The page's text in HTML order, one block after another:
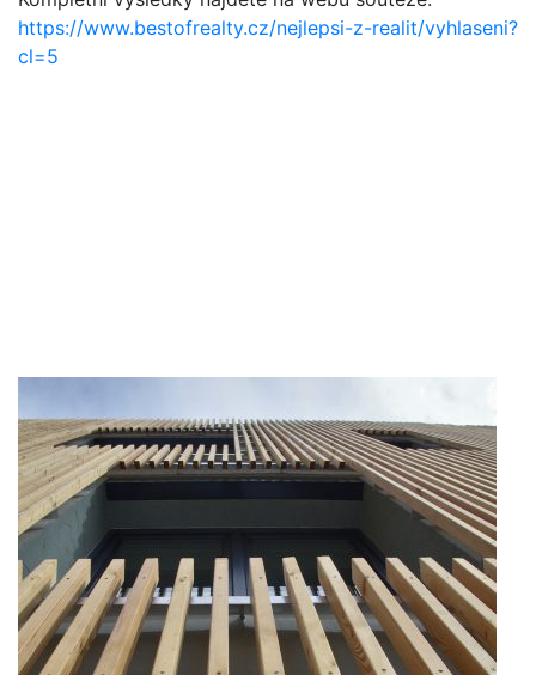
https://www.bestofrealty.cz/nejlepsi-z-realit/vyhlaseni?
cl=5